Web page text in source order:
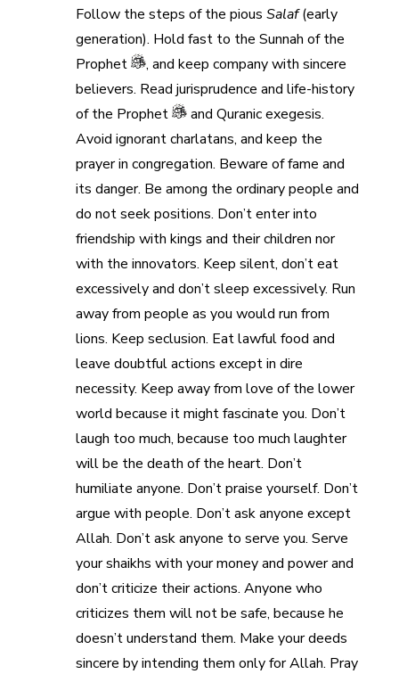
Follow the steps of the pious Salaf(early
generation). Hold fast to the Sunnah of the
Prophet
, and keep company with sincere
believers. Read jurisprudence and life-history
of the Prophet
and Quranic exegesis.
Avoid ignorant charlatans, and keep the
prayer in congregation. Beware of fame and
its danger. Be among the ordinary people and
do not seek positions. Don’t enter into
friendship with kings and their children nor
with the innovators. Keep silent, don’t eat
excessively and don’t sleep excessively. Run
away from people as you would run from
lions. Keep seclusion. Eat lawful food and
leave doubtful actions except in dire
necessity. Keep away from love of the lower
world because it might fascinate you. Don’t
laugh too much, because too much laughter
will be the death of the heart. Don’t
humiliate anyone. Don’t praise yourself. Don’t
argue with people. Don’t ask anyone except
Allah. Don’t ask anyone to serve you. Serve
your shaikhs with your money and power and
don’t criticize their actions. Anyone who
criticizes them will not be safe, because he
doesn’t understand them. Make your deeds
sincere by intending them only for Allah. Pray